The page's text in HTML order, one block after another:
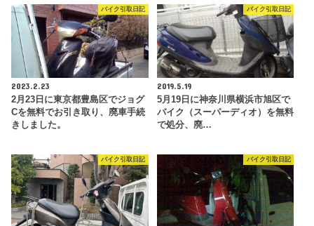
バイク引取日記
2023.2.23
2月23日に東京都豊島区でジョグ
Cを無料でお引き取り、廃車手続
きしました。
バイク引取日記
2019.5.19
5月19日に神奈川県横浜市旭区で
バイク（スーパーディオ）を無料
で処分、廃…
バイク引取日記 バイク引取日記